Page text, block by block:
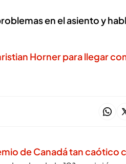
en el asiento y
Horner para llegar
de Canadá tan caótico